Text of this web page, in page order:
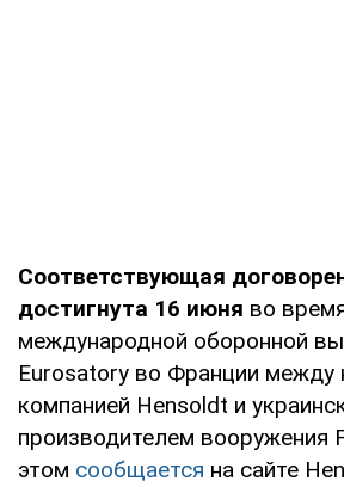
Соответствующая
достигнута 16 июня во
международной оборонной
Eurosatory во Франции между
компанией Hensoldt и
производителем вооружения
этом сообщается на сайте